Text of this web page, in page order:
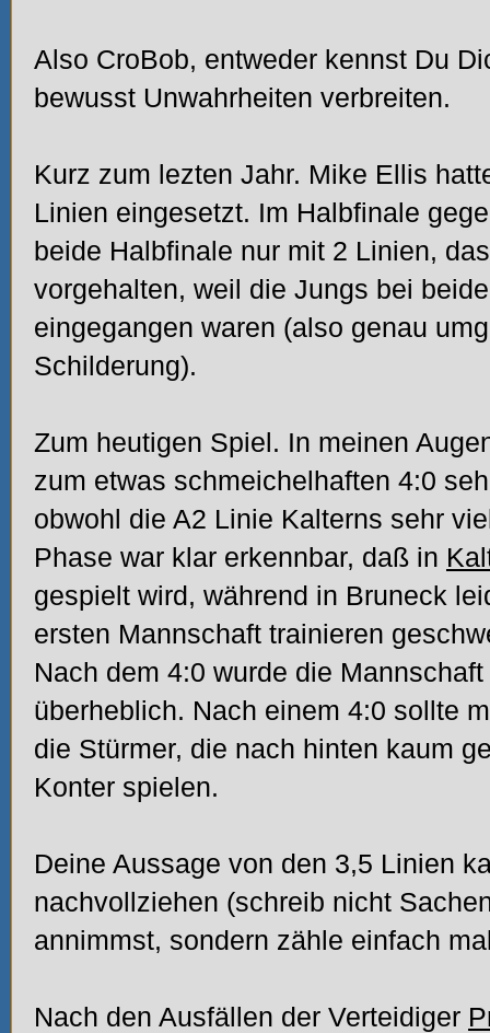
Also CroBob, entweder kennst Du
bewusst Unwahrheiten verbreiten.
Kurz zum lezten Jahr. Mike Ellis
Linien eingesetzt. Im Halbfinale
beide Halbfinale nur mit 2 Linien,
vorgehalten, weil die Jungs bei
eingegangen waren (also genau
Schilderung).
Zum heutigen Spiel. In meinen
zum etwas schmeichelhaften 4:0
obwohl die A2 Linie Kalterns sehr
Phase war klar erkennbar, daß in
gespielt wird, während in Bruneck
ersten Mannschaft trainieren
Nach dem 4:0 wurde die
überheblich. Nach einem 4:0 sollte
die Stürmer, die nach hinten kaum
Konter spielen.
Deine Aussage von den 3,5 Linien
nachvollziehen (schreib nicht
annimmst, sondern zähle einfach
Nach den Ausfällen der Verteidiger